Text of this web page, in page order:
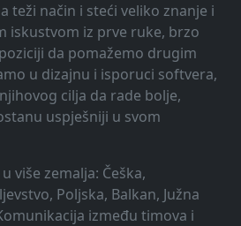
teži način i steći veliko znanje i
iskustvom iz prve ruke, brzo
da pomažemo drugim
u dizajnu i isporuci softvera,
cilja da rade bolje,
uspješniji u svom
više zemalja: Češka,
Poljska, Balkan, Južna
između timova i